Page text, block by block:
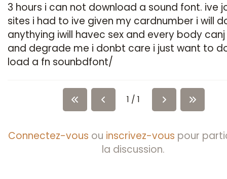
3 hours i can not download a sound font. ive
sites i had to ive given my cardnumber i will
anythying iwill havec sex and every body canj
and degrade me i donbt care i just want to
load a fn sounbdfont/
1 / 1
Connectez-vous ou inscrivez-vous pour
la discussion.